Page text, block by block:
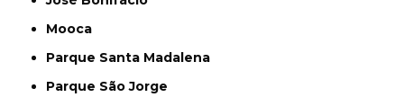
Mooca
Parque Santa Madalena
Parque São Jorge